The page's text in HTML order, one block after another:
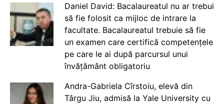
Daniel David: Bacalaureatul nu ar trebui
să fie folosit ca mijloc de intrare la
facultate. Bacalaureatul trebuie să fie
un examen care certifică competențele
pe care le ai după parcursul unui
învățământ obligatoriu
Andra-Gabriela Cîrstoiu, elevă din
Târgu Jiu, admisă la Yale University cu